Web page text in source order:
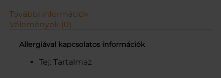
n
n
y
é
További információk
Vélemények (0)
Allergiával kapcsolatos információk
Tej: Tartalmaz